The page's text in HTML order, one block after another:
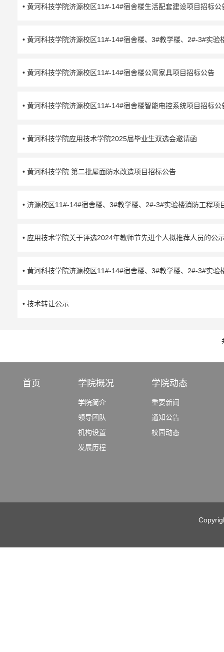
• 黄河科技学院济源校区11#-14#宿舍楼生活配套建设项目招标公
• 黄河科技学院济源校区11#-14#宿舍楼、3#教学楼、2#-3#实验
• 黄河科技学院济源校区11#-14#宿舍楼公寓家具项目招标公告
• 黄河科技学院济源校区11#-14#宿舍楼智能电控系统项目招标公
• 黄河科技学院应用技术学院2025届毕业生双选会邀请函
• 黄河科技学院 第二批屋面防水改造项目招标公告
• 济源校区11#-14#宿舍楼、3#教学楼、2#-3#实验楼消防工程项
• 应用技术学院关于评选2024年教师节先进个人拟推荐人员的公
• 黄河科技学院济源校区11#-14#宿舍楼、3#教学楼、2#-3#实验
• 技术转让公示
首页 学院概况
学院简介
领导团队
机构设置
发展历程
学院动态
重要新闻
通知公告
校园动态